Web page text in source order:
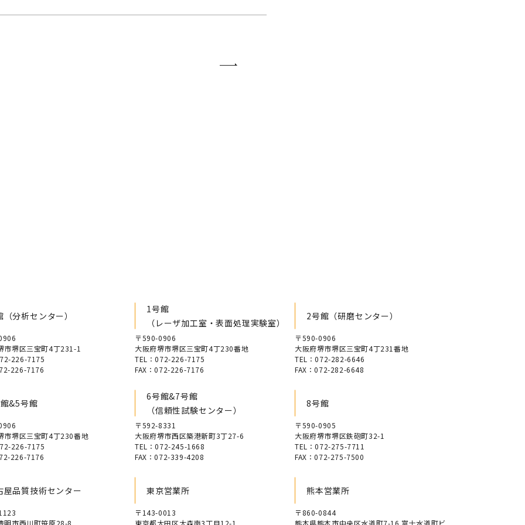
（分析センター）
市堺区三宝町4丁231-1
226-7175
226-7176
&5号館
市堺区三宝町4丁230番地
226-7175
226-7176
屋品質技術センター
1号館
（レーザ加工室・表面処理実験室）
〒590-0906
大阪府堺市堺区三宝町4丁230番地
TEL：072-226-7175
FAX：072-226-7176
6号館&7号館
（信頼性試験センター）
〒592-8331
大阪府堺市西区築港新町3丁27-6
TEL：072-245-1668
FAX：072-339-4208
東京営業所
〒143-0013
2号館（研磨センター）
〒590-0906
大阪府堺市堺区三宝町4丁231番地
TEL：072-282-6646
FAX：072-282-6648
8号館
〒590-0905
大阪府堺市堺区鉄砲町32-1
TEL：072-275-7711
FAX：072-275-7500
熊本営業所
〒860-0844